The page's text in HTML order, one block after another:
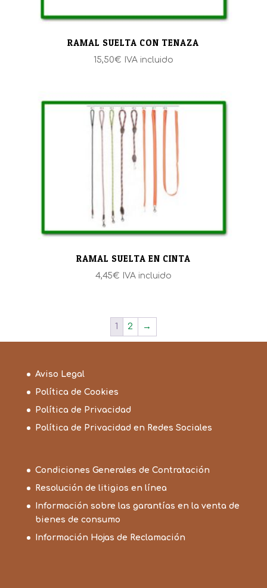
RAMAL SUELTA CON TENAZA
15,50€ IVA incluido
RAMAL SUELTA EN CINTA
4,45€ IVA incluido
1 2 →
Aviso Legal
Política de Cookies
Política de Privacidad
Política de Privacidad en Redes Sociales
Condiciones Generales de Contratación
Resolución de litigios en línea
Información sobre las garantías en la venta de
bienes de consumo
Información Hojas de Reclamación